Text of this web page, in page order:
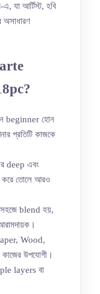
যা আর্টিস্ট, হবি
অসাধারণ
beginner হোন
প্রতিটি কাজকে
deep এবং
তোলে আরও
blend হয়,
Wood,
উপযোগী।
layers বা